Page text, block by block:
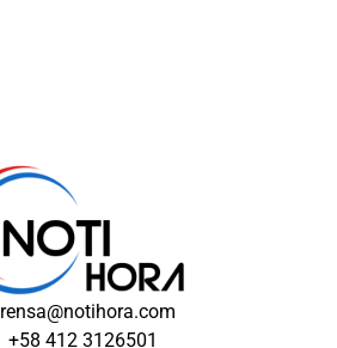
+58 412 3126501